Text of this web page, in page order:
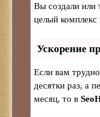
Вы создали или
целый
Ускорение
Если вам
десятки раз, а
месяц, то в